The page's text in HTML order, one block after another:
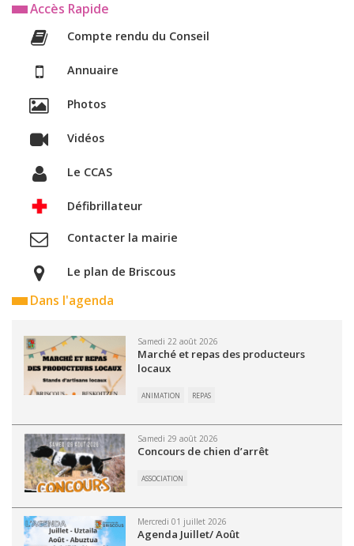
Accès Rapide
Compte rendu du Conseil
Annuaire
Photos
Vidéos
Le CCAS
Défibrillateur
Contacter la mairie
Le plan de Briscous
Dans l'agenda
Samedi 22 août 2026
Marché et repas des producteurs
locaux
ANIMATION REPAS
Samedi 29 août 2026
Concours de chien d’arrêt
ASSOCIATION
Mercredi 01 juillet 2026
Agenda Juillet/ Août